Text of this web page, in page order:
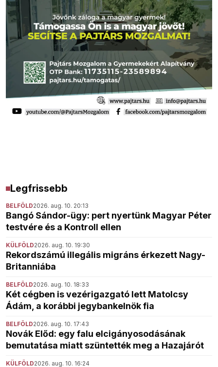
Legfrissebb
BELFÖLD2026. aug. 10. 20:13
Bangó Sándor-ügy: pert nyertünk Magyar Péter
testvére és a Kontroll ellen
KÜLFÖLD2026. aug. 10. 19:30
Rekordszámú illegális migráns érkezett Nagy-
Britanniába
BELFÖLD2026. aug. 10. 18:33
Két cégben is vezérigazgató lett Matolcsy
Ádám, a korábbi jegybankelnök fia
BELFÖLD2026. aug. 10. 17:43
Novák Előd: egy falu elcigányosodásának
bemutatása miatt szüntették meg a Hazajárót
KÜLFÖLD2026. aug. 10. 16:24